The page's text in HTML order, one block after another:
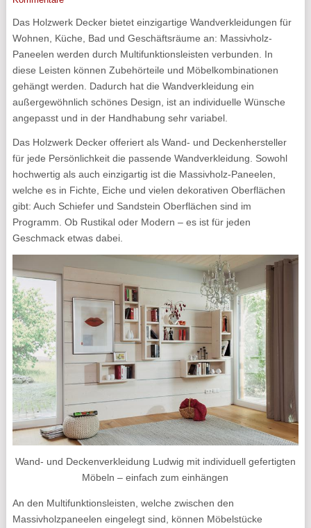
Das Holzwerk Decker bietet einzigartige Wandverkleidungen für
Wohnen, Küche, Bad und Geschäftsräume an: Massivholz-
Paneelen werden durch Multifunktionsleisten verbunden. In
diese Leisten können Zubehörteile und Möbelkombinationen
gehängt werden. Dadurch hat die Wandverkleidung ein
außergewöhnlich schönes Design, ist an individuelle Wünsche
angepasst und in der Handhabung sehr variabel.
Das Holzwerk Decker offeriert als Wand- und Deckenhersteller
für jede Persönlichkeit die passende Wandverkleidung. Sowohl
hochwertig als auch einzigartig ist die Massivholz-Paneelen,
welche es in Fichte, Eiche und vielen dekorativen Oberflächen
gibt: Auch Schiefer und Sandstein Oberflächen sind im
Programm. Ob Rustikal oder Modern – es ist für jeden
Geschmack etwas dabei.
Wand- und Deckenverkleidung Ludwig mit individuell gefertigten
Möbeln – einfach zum einhängen
An den Multifunktionsleisten, welche zwischen den
Massivholzpaneelen eingelegt sind, können Möbelstücke